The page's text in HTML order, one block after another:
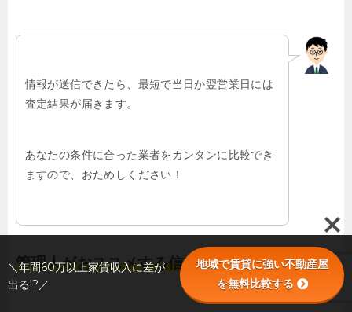
情報が送信できたら、最短で当日か翌営業日には
査定結果が届きます。
あなたの条件に合った業者をカンタンに比較でき
ますので、おためしください！
管理人がおススメする信頼できる業者を探せる
＼年間60万以上家賃収入に差が
出る!?／
地域で賃貸に強い不動産屋
を無料比較する